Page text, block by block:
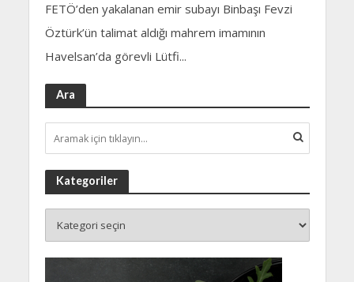
FETÖ’den yakalanan emir subayı Binbaşı Fevzi
Öztürk’ün talimat aldığı mahrem imamının
Havelsan’da görevli Lütfi...
Ara
Kategoriler